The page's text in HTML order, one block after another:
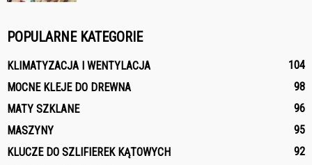
POPULARNE KATEGORIE
KLIMATYZACJA I WENTYLACJA
104
MOCNE KLEJE DO DREWNA
98
MATY SZKLANE
96
MASZYNY
95
KLUCZE DO SZLIFIEREK KĄTOWYCH
92